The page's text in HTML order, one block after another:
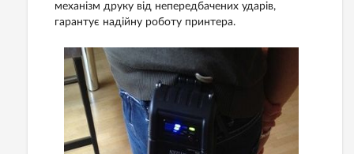
механізм друку від непередбачених ударів,
гарантує надійну роботу принтера.